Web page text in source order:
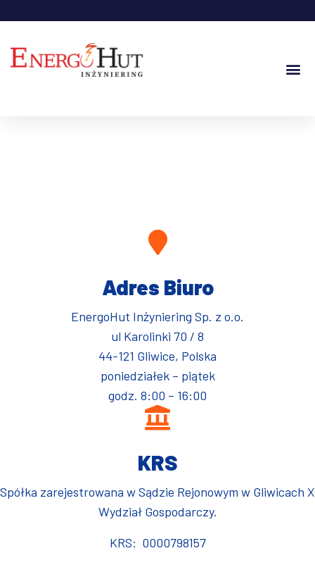
Adres Biuro
EnergoHut Inżyniering Sp. z o.o.
ul Karolinki 70 / 8
44-121 Gliwice, Polska
poniedziałek – piątek
godz. 8:00 – 16:00
KRS
Spółka zarejestrowana w Sądzie Rejonowym w Gliwicach X
Wydział Gospodarczy.
KRS: 0000798157